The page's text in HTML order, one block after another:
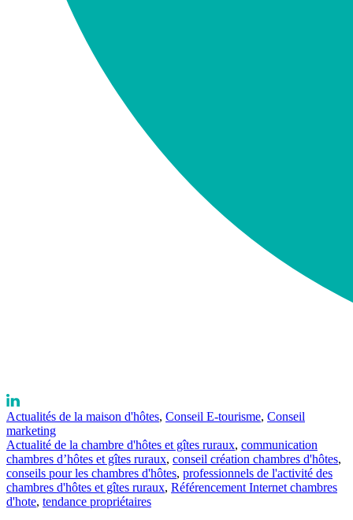
Actualités de la maison d'hôtes, Conseil E-tourisme, Conseil
marketing
Actualité de la chambre d'hôtes et gîtes ruraux, communication
chambres d’hôtes et gîtes ruraux, conseil création chambres d'hôtes,
conseils pour les chambres d'hôtes, professionnels de l'activité des
chambres d'hôtes et gîtes ruraux, Référencement Internet chambres
d'hote, tendance propriétaires